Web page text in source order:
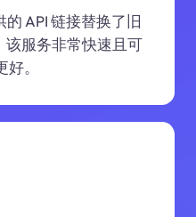
的 API 链接替换了旧
该服务非常快速且可
。